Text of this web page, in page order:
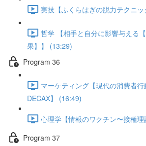
実技【ふくらはぎの脱力テクニ
哲学 【相手と自分に影響与える
果】】 (13:29)
Program 36
マーケティング【現代の消費者
DECAX】 (16:49)
心理学【情報のワクチン〜接種
Program 37